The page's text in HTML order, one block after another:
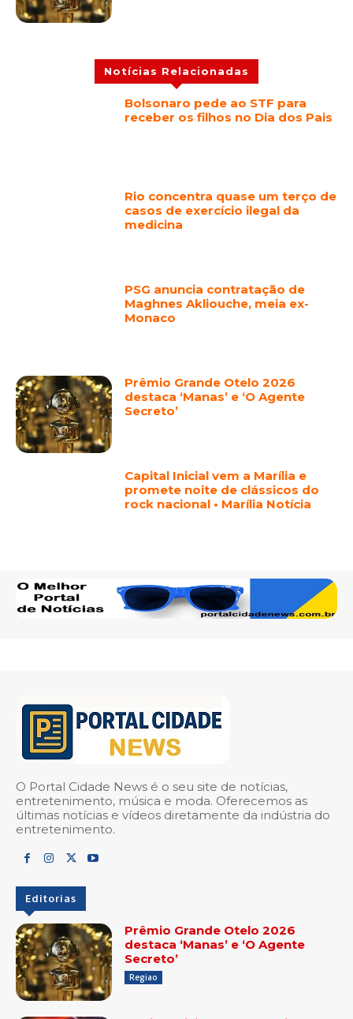
Notícias Relacionadas
Bolsonaro pede ao STF para
receber os filhos no Dia dos Pais
Rio concentra quase um terço de
casos de exercício ilegal da
medicina
PSG anuncia contratação de
Maghnes Akliouche, meia ex-
Monaco
Prêmio Grande Otelo 2026
destaca ‘Manas’ e ‘O Agente
Secreto’
Capital Inicial vem a Marília e
promete noite de clássicos do
rock nacional • Marília Notícia
O Portal Cidade News é o seu site de notícias,
entretenimento, música e moda. Oferecemos as
últimas notícias e vídeos diretamente da indústria do
entretenimento.
Editorias
Prêmio Grande Otelo 2026
destaca ‘Manas’ e ‘O Agente
Secreto’
Regiao